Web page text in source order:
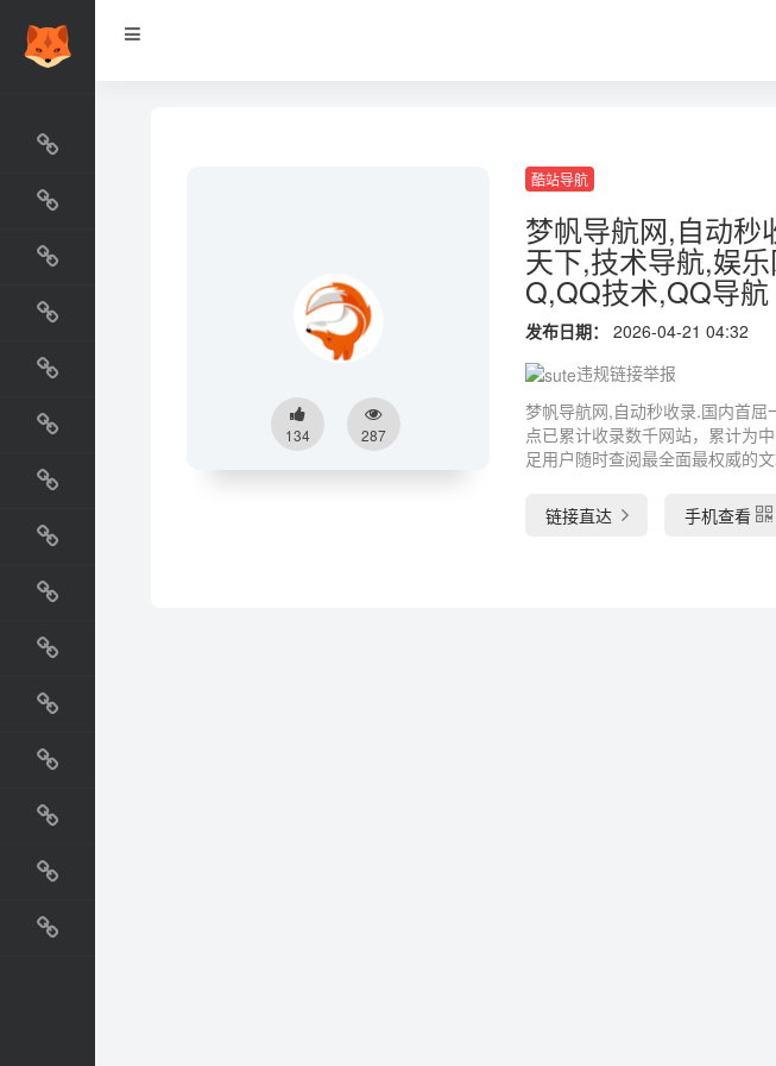
最新收录
网站资源榜
交流排行榜
金融排行榜
阅读排行榜
工具排行榜
设计排行榜
国外网站
生活
直播
动漫
电影
教程
纪录片
134 287
酷站导航
梦帆导航网,自动秒
天下,技术导航,娱
Q,QQ技术,QQ导航
发布日期：
2026-04-21 04:32
违规链接举报
梦帆导航网,自动秒收录.国内首
点已累计收录数千网站，累计为
足用户随时查阅最全面最权威的
链接直达 手机查看